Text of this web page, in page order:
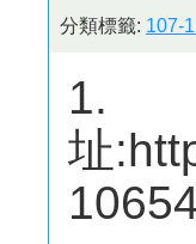
分類標籤: 107-
址